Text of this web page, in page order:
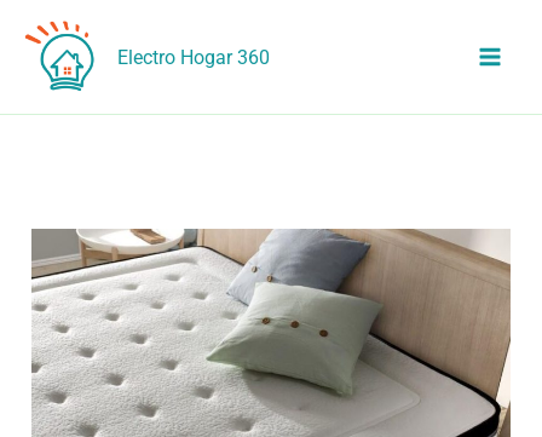
contenido
Electro Hogar 360